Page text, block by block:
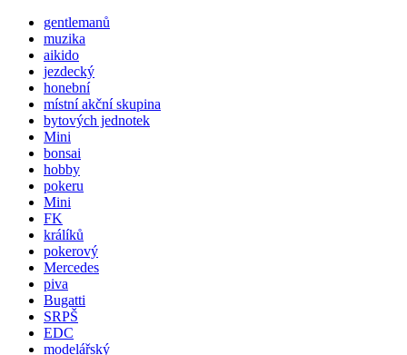
gentlemanů
muzika
aikido
jezdecký
honební
místní akční skupina
bytových jednotek
Mini
bonsai
hobby
pokeru
Mini
FK
králíků
pokerový
Mercedes
piva
Bugatti
SRPŠ
EDC
modelářský